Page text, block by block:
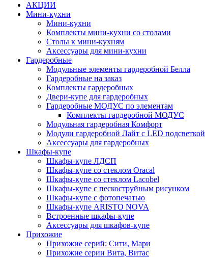
АКЦИИ
Мини-кухни
Мини-кухни
Комплекты мини-кухни со столами
Столы к мини-кухням
Аксессуары для мини-кухни
Гардеробные
Модульные элементы гардеробной Белла
Гардеробные на заказ
Комплекты гардеробных
Двери-купе для гардеробных
Гардеробные МОДУС по элементам
Комплекты гардеробной МОДУС
Модульная гардеробная Комфорт
Модули гардеробной Лайт с LED подсветкой
Аксессуары для гардеробных
Шкафы-купе
Шкафы-купе ЛДСП
Шкафы-купе со стеклом Oracal
Шкафы-купе со стеклом Lacobel
Шкафы-купе с пескоструйным рисунком
Шкафы-купе с фотопечатью
Шкафы-купе ARISTO NOVA
Встроенные шкафы-купе
Аксессуары для шкафов-купе
Прихожие
Прихожие серий: Сити, Мари
Прихожие серии Вита, Витас